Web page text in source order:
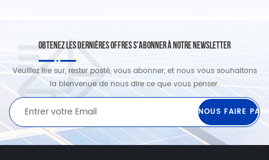
OBTENEZ LES DERNIÈRES OFFRES S'ABONNER À NOTRE NEWSLETTER
Veuillez lire sur, rester posté, vous abonner, et nous vous souhaitons
la bienvenue de nous dire ce que vous penser.